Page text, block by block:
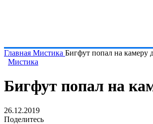
Главная Мистика Бигфут попал на камеру
Мистика
Бигфут попал на
26.12.2019
Поделитесь